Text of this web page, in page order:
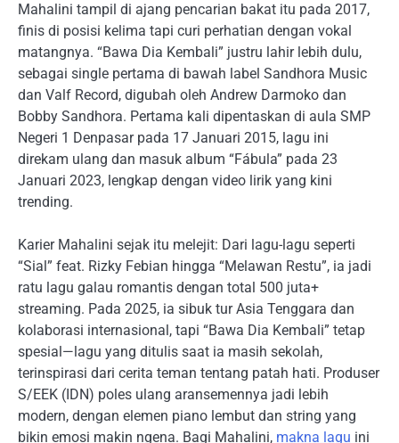
Mahalini tampil di ajang pencarian bakat itu pada 2017,
finis di posisi kelima tapi curi perhatian dengan vokal
matangnya. “Bawa Dia Kembali” justru lahir lebih dulu,
sebagai single pertama di bawah label Sandhora Music
dan Valf Record, digubah oleh Andrew Darmoko dan
Bobby Sandhora. Pertama kali dipentaskan di aula SMP
Negeri 1 Denpasar pada 17 Januari 2015, lagu ini
direkam ulang dan masuk album “Fábula” pada 23
Januari 2023, lengkap dengan video lirik yang kini
trending.
Karier Mahalini sejak itu melejit: Dari lagu-lagu seperti
“Sial” feat. Rizky Febian hingga “Melawan Restu”, ia jadi
ratu lagu galau romantis dengan total 500 juta+
streaming. Pada 2025, ia sibuk tur Asia Tenggara dan
kolaborasi internasional, tapi “Bawa Dia Kembali” tetap
spesial—lagu yang ditulis saat ia masih sekolah,
terinspirasi dari cerita teman tentang patah hati. Produser
S/EEK (IDN) poles ulang aransemennya jadi lebih
modern, dengan elemen piano lembut dan string yang
bikin emosi makin ngena. Bagi Mahalini, makna lagu ini